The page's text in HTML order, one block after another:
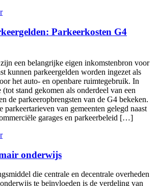
Parkeerkosten G4
een belangrijke eigen inkomstenbron voor
kunnen parkeergelden worden ingezet als
het auto- en openbare ruimtegebruik. In
stand gekomen als onderdeel van een
de parkeeropbrengsten van de G4 bekeken.
parkeertarieven van gemeenten gelegd naast
garages en parkeerbeleid […]
onderwijs
die centrale en decentrale overheden
te beïnvloeden is de verdeling van